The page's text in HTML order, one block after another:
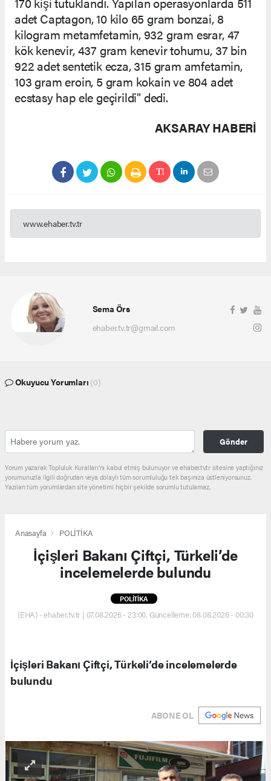
adet Captagon, 10 kilo 65 gram bonzai, 8
kilogram metamfetamin, 932 gram esrar, 47
kök kenevir, 437 gram kenevir tohumu, 37 bin
922 adet sentetik ecza, 315 gram amfetamin,
103 gram eroin, 5 gram kokain ve 804 adet
ecstasy hap ele geçirildi" dedi.
AKSARAY HABERİ
www.ehaber.tv.tr
Sema Örs
ehaber.tv.tr@gmail.com
Okuyucu Yorumları (0)
Gönder
Yorum yazarak Topluluk Kuralları’nı kabul etmiş bulunuyor ve ehaber.tv.tr sitesine yaptığınız
yorumunuzla ilgili doğrudan veya dolaylı tüm sorumluluğu tek başınıza üstleniyorsunuz.
Yazılan tüm yorumlardan site yönetimi hiçbir şekilde sorumlu tutulamaz.
Anasayfa POLİTİKA
İçişleri Bakanı Çiftçi, Türkeli’de
incelemelerde bulundu
POLİTİKA
(EHA) - ehaber.tv.tr | 07.08.2026 - 23:00, Güncelleme: 08.08.2026 - 00:30
İçişleri Bakanı Çiftçi, Türkeli’de incelemelerde
bulundu
ABONE OL